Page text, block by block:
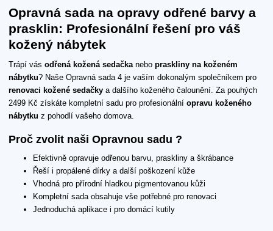
Opravná sada na opravy odřené barvy a
prasklin: Profesionální řešení pro váš
kožený nábytek
Trápí vás odřená kožená sedačka nebo praskliny na koženém
nábytku? Naše Opravná sada 4 je vaším dokonalým společníkem pro
renovaci kožené sedačky a dalšího koženého čalounění. Za pouhých
2499 Kč získáte kompletní sadu pro profesionální opravu koženého
nábytku z pohodlí vašeho domova.
Proč zvolit naši Opravnou sadu ?
Efektivně opravuje odřenou barvu, praskliny a škrábance
Řeší i propálené dírky a další poškození kůže
Vhodná pro přírodní hladkou pigmentovanou kůži
Kompletní sada obsahuje vše potřebné pro renovaci
Jednoduchá aplikace i pro domácí kutily